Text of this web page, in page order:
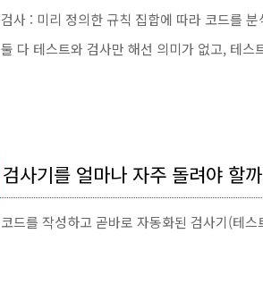
검사 : 미리 정의한 규칙 집합에 따라 코드를 분
둘 다 테스트와 검사만 해선 의미가 없고, 테
검사기를 얼마나 자주 돌려야 할
코드를 작성하고 곧바로 자동화된 검사기(테